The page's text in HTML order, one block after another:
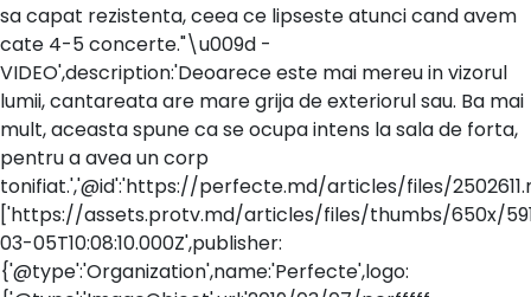
sa capat rezistenta, ceea ce lipseste atunci cand avem
cate 4-5 concerte."\u009d -
VIDEO',description:'Deoarece este mai mereu in vizorul
lumii, cantareata are mare grija de exteriorul sau. Ba mai
mult, aceasta spune ca se ocupa intens la sala de forta,
pentru a avea un corp
tonifiat.','@id':'https://perfecte.md/articles/files/
['https://assets.protv.md/articles/files/thumbs/650x/
03-05T10:08:10.000Z',publisher:
{'@type':'Organization',name:'Perfecte',logo: